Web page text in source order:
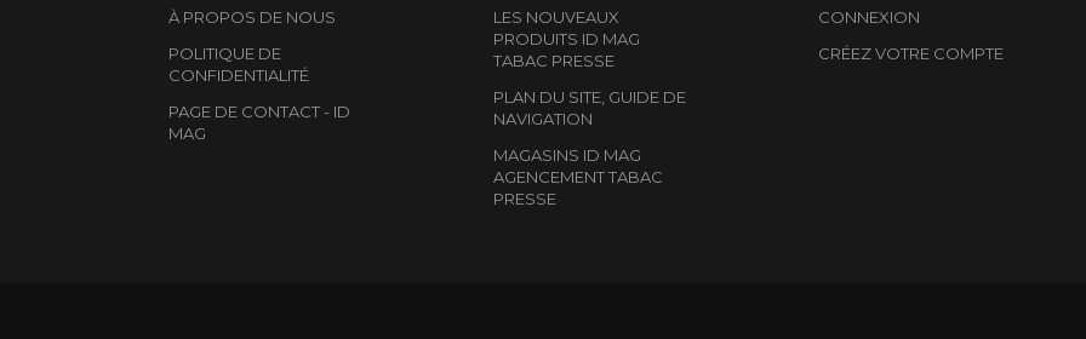
À PROPOS DE NOUS
POLITIQUE DE
CONFIDENTIALITÉ
PAGE DE CONTACT - ID
MAG
LES NOUVEAUX
PRODUITS ID MAG
TABAC PRESSE
PLAN DU SITE, GUIDE DE
NAVIGATION
MAGASINS ID MAG
AGENCEMENT TABAC
PRESSE
CONNEXION
CRÉEZ VOTRE COMPTE